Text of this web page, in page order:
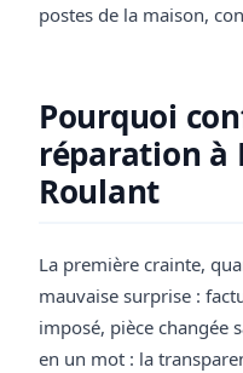
postes de la maison,
Pourquoi
réparation à
Roulant
La première crainte,
mauvaise surprise :
imposé, pièce changée
en un mot : la